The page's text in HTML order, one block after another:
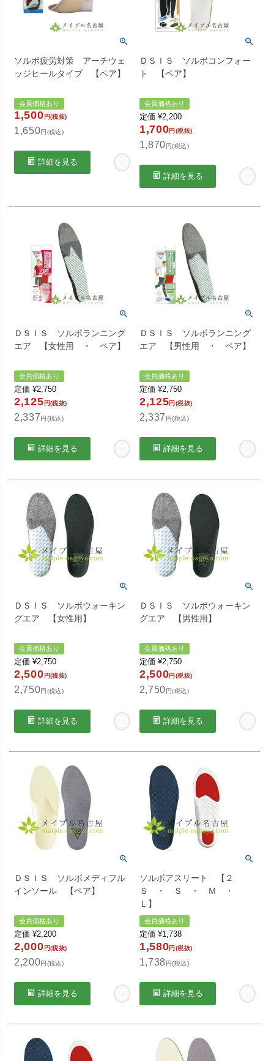
ソルボ疲労対策 アーチウェ
ッジヒールタイプ 【ペア】
会員価格あり
1,500 円(税抜)
1,650円(税込)
詳細を見る
ＤＳＩＳ ソルボコンフォー
ト 【ペア】
会員価格あり
定価 ¥2,200
1,700円(税抜)
1,870円(税込)
詳細を見る
ＤＳＩＳ ソルボランニング
エア 【女性用 ・ ペア】
会員価格あり
定価 ¥2,750
2,125 円(税抜)
2,337円(税込)
詳細を見る
ＤＳＩＳ ソルボランニング
エア 【男性用 ・ ペア】
会員価格あり
定価 ¥2,750
2,125円(税抜)
2,337 円(税込)
詳細を見る
ＤＳＩＳ ソルボウォーキン
グエア 【女性用】
会員価格あり
定価 ¥2,750
2,500 円(税抜)
2,750円(税込)
詳細を見る
ＤＳＩＳ ソルボウォーキン
グエア 【男性用】
会員価格あり
定価 ¥2,750
2,500円(税抜)
2,750円(税込)
詳細を見る
ＤＳＩＳ ソルボメディフル
インソール 【ペア】
会員価格あり
定価 ¥2,200
2,000 円(税抜)
2,200円(税込)
詳細を見る
ソルボアスリート 【２
Ｓ ・ Ｓ ・ Ｍ ・
Ｌ】
会員価格あり
定価 ¥1,738
1,580円(税抜)
1,738円(税込)
詳細を見る